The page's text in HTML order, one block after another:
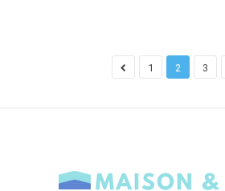
1 2 3